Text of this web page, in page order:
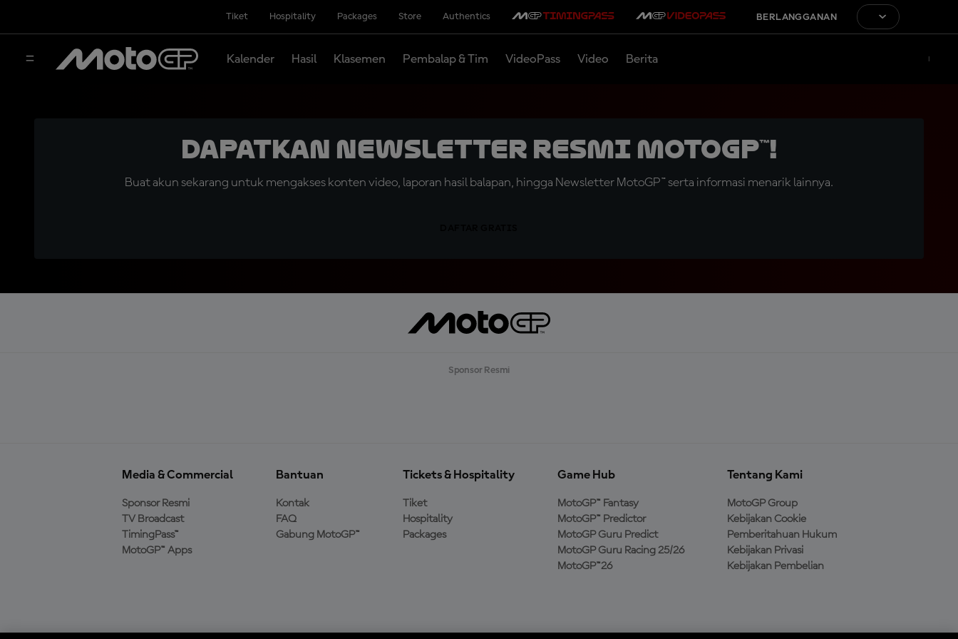
Tiket Hospitality Packages Store Authentics BERLANGGANAN
Kalender Hasil Klasemen Pembalap & Tim VideoPass Video Berita
Dapatkan Newsletter Resmi MotoGP™!
Buat akun sekarang untuk mengakses konten video, laporan hasil balapan, hingga Newsletter MotoGP™ serta informasi menarik lainnya.
Sponsor Resmi
Media & Commercial
Sponsor Resmi
TV Broadcast
TimingPass™
MotoGP™ Apps
Bantuan
Kontak
FAQ
Gabung MotoGP™
Tickets & Hospitality
Tiket
Hospitality
Packages
Game Hub
MotoGP™ Fantasy
MotoGP™ Predictor
MotoGP Guru Predict
MotoGP Guru Racing 25/26
MotoGP™26
Tentang Kami
MotoGP Group
Kebijakan Cookie
Pemberitahuan Hukum
Kebijakan Privasi
Kebijakan Pembelian